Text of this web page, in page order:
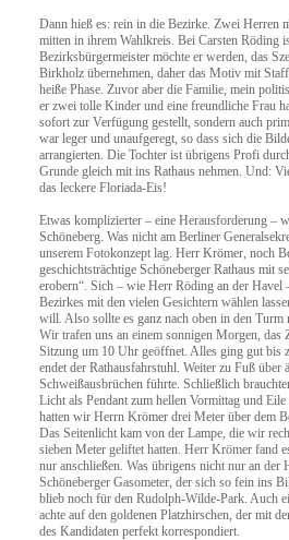
Dann hieß es: rein in die Bezirke. Zwei Herren
mitten in ihrem Wahlkreis. Bei Carsten Röding
Bezirksbürgermeister möchte er werden, das
Birkholz übernehmen, daher das Motiv mit
heiße Phase. Zuvor aber die Familie, mein
er zwei tolle Kinder und eine freundliche Frau
sofort zur Verfügung gestellt, sondern auch
war leger und unaufgeregt, so dass sich die
arrangierten. Die Tochter ist übrigens Profi
Grunde gleich mit ins Rathaus nehmen. Und:
das leckere Floriada-Eis!
Etwas komplizierter – eine Herausforderung –
Schöneberg. Was nicht am Berliner
unserem Fotokonzept lag. Herr Krömer, noch
geschichtsträchtige Schöneberger Rathaus mit
erobern“. Sich – wie Herr Röding an der Havel
Bezirkes mit den vielen Gesichtern wählen
will. Also sollte es ganz nach oben in den Turm
Wir trafen uns an einem sonnigen Morgen,
Sitzung um 10 Uhr geöffnet. Alles ging gut bis
endet der Rathausfahrstuhl. Weiter zu Fuß über
Schweißausbrüchen führte. Schließlich
Licht als Pendant zum hellen Vormittag und
hatten wir Herrn Krömer drei Meter über dem
Das Seitenlicht kam von der Lampe, die wir
sieben Meter geliftet hatten. Herr Krömer fand
nur anschließen. Was übrigens nicht nur an der
Schöneberger Gasometer, der sich so fein ins
blieb noch für den Rudolph-Wilde-Park. Auch
achte auf den goldenen Platzhirschen, der mit
des Kandidaten perfekt korrespondiert.